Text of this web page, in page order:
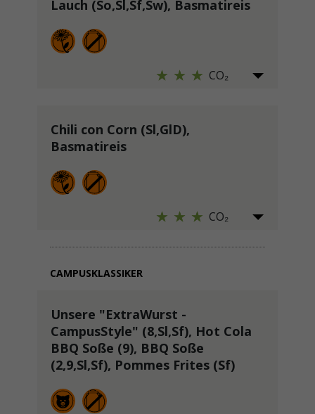
Lauch (So,Sl,Sf,Sw), Basmatireis
CO₂
Chili con Corn (Sl,GlD),
Basmatireis
CO₂
CAMPUSKLASSIKER
Unsere "ExtraWurst -
CampusStyle" (8,Sl,Sf), Hot Cola
BBQ Soße (9), BBQ Soße
(2,9,Sl,Sf), Pommes Frites (Sf)